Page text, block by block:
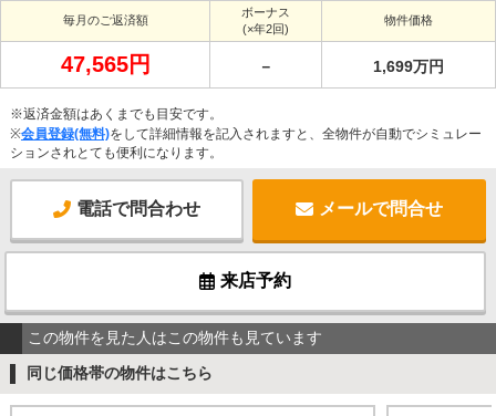
毎月のご返済額
ボーナス
(×年2回)
物件価格
47,565円 － 1,699万円
※返済金額はあくまでも目安です。
※会員登録(無料)をして詳細情報を記入されますと、全物件が自動でシミュレー
ションされとても便利になります。
電話で問合わせ メールで問合せ
来店予約
この物件を見た人はこの物件も見ています
同じ価格帯の物件はこちら